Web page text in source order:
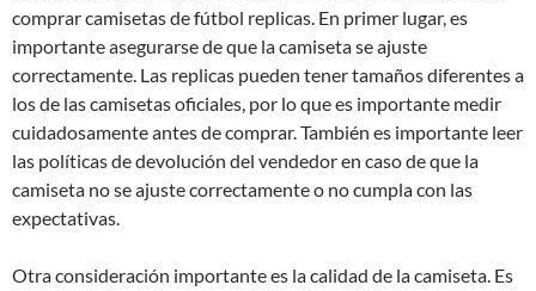
comprar camisetas de fútbol replicas. En primer lugar, es
importante asegurarse de que la camiseta se ajuste
correctamente. Las replicas pueden tener tamaños diferentes a
los de las camisetas oficiales, por lo que es importante medir
cuidadosamente antes de comprar. También es importante leer
las políticas de devolución del vendedor en caso de que la
camiseta no se ajuste correctamente o no cumpla con las
expectativas.
Otra consideración importante es la calidad de la camiseta. Es